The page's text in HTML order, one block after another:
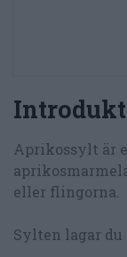
Aprikossylt är
eller flingorna.
Sylten lagar du